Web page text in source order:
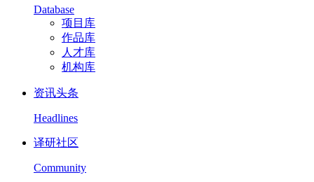
Database
项目库
作品库
人才库
机构库
资讯头条
Headlines
译研社区
Community